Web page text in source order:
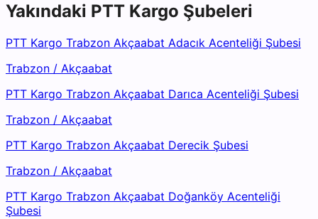
Yakındaki PTT Kargo Şubeleri
PTT Kargo Trabzon Akçaabat Adacık Acenteliği Şubesi
Trabzon / Akçaabat
PTT Kargo Trabzon Akçaabat Darıca Acenteliği Şubesi
Trabzon / Akçaabat
PTT Kargo Trabzon Akçaabat Derecik Şubesi
Trabzon / Akçaabat
PTT Kargo Trabzon Akçaabat Doğanköy Acenteliği
Şubesi